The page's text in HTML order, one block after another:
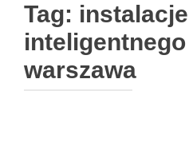
Tag: instalacje
warszawa